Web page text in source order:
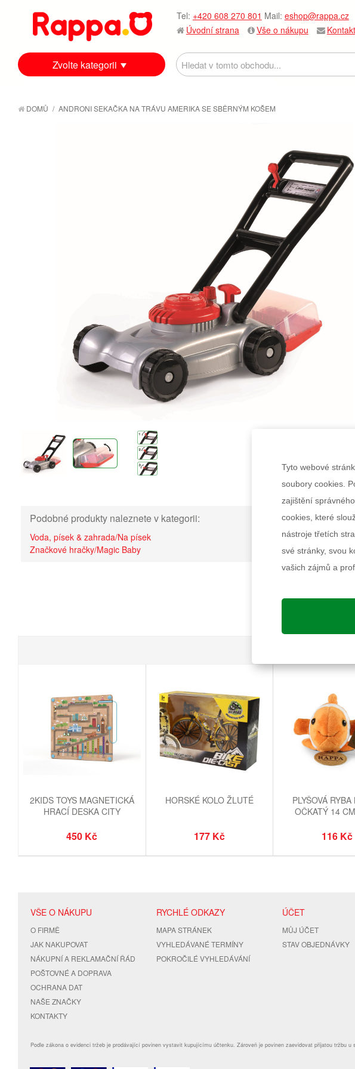
Tel: +420 608 270 801 Mail: eshop@rappa.cz
Úvodní strana
Vše o nákupu
Zvolte kategorii
DOMŮ / ANDRONI SEKAČKA NA TRÁVU AMERIKA SE SBĚRNÝM KOŠEM
Podobné produkty naleznete v kategorii:
Voda, písek & zahrada/Na písek
Značkové hračky/Magic Baby
2KIDS TOYS MAGNETICKÁ
HRACÍ DESKA CITY
450 Kč
HORSKÉ KOLO ŽLUTÉ
177 Kč
PLYŠOVÁ
OČKATÝ 14
116 Kč
VŠE O NÁKUPU
O FIRMĚ
JAK NAKUPOVAT
NÁKUPNÍ A REKLAMAČNÍ ŘÁD
POŠTOVNÉ A DOPRAVA
OCHRANA DAT
NAŠE ZNAČKY
KONTAKTY
RYCHLÉ ODKAZY
MAPA STRÁNEK
VYHLEDÁVANÉ TERMÍNY
POKROČILÉ VYHLEDÁVÁNÍ
ÚČET
MŮJ ÚČET
STAV OBJEDNÁVKY
Podle zákona o evidenci tržeb je prodávající povinen vystavit kupujícímu účtenku. Zároveň je povinen zaevidovat přijatou tržbu
Tyto webové
soubory cookies.
zajištění
cookies, které
nástroje třetích
své stránky, svou
vašich zájmů a